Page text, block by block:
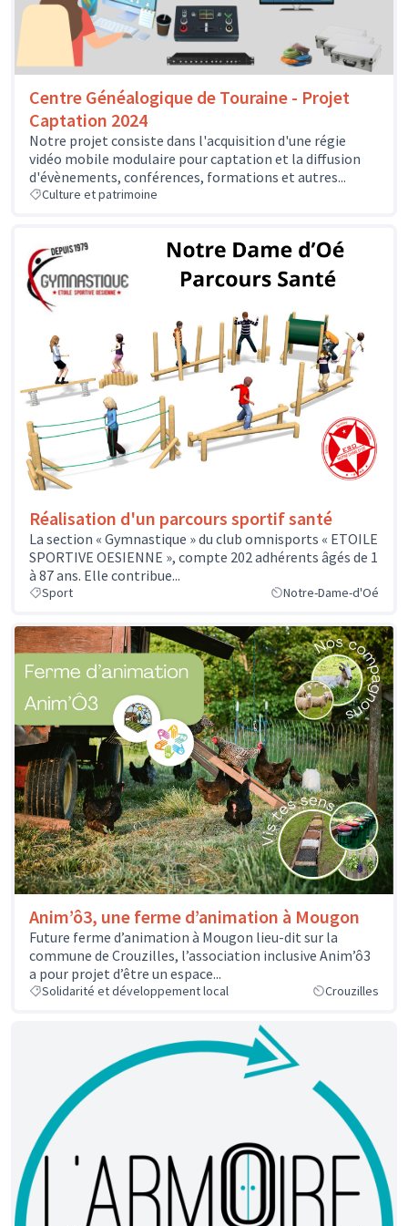
Centre Généalogique de Touraine - Projet
Captation 2024
Notre projet consiste dans l'acquisition d'une régie
vidéo mobile modulaire pour captation et la diffusion
d'évènements, conférences, formations et autres...
Culture et patrimoine
Réalisation d'un parcours sportif santé
La section « Gymnastique » du club omnisports « ETOILE
SPORTIVE OESIENNE », compte 202 adhérents âgés de 1
à 87 ans. Elle contribue...
Sport Notre-Dame-d'Oé
Anim’ô3, une ferme d’animation à Mougon
Future ferme d’animation à Mougon lieu-dit sur la
commune de Crouzilles, l’association inclusive Anim’ô3
a pour projet d’être un espace...
Solidarité et développement local Crouzilles